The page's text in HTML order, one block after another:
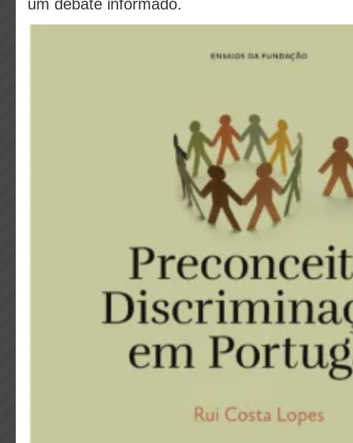
um debate informado.